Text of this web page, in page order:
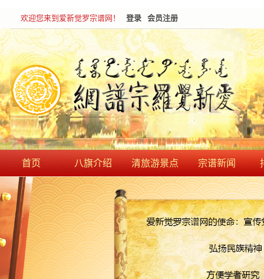
欢迎您来到爱新觉罗宗谱网！ 登录 会员注册
首页 八旗介绍 清旅游景点 宗谱新闻